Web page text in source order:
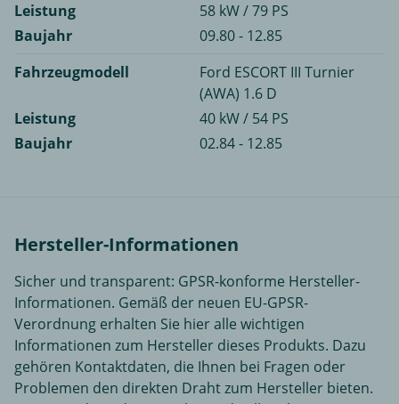
Leistung
58 kW / 79 PS
Baujahr
09.80 - 12.85
Fahrzeugmodell
Ford ESCORT III Turnier
(AWA) 1.6 D
Leistung
40 kW / 54 PS
Baujahr
02.84 - 12.85
Hersteller-Informationen
Sicher und transparent: GPSR-konforme Hersteller-
Informationen. Gemäß der neuen EU-GPSR-
Verordnung erhalten Sie hier alle wichtigen
Informationen zum Hersteller dieses Produkts. Dazu
gehören Kontaktdaten, die Ihnen bei Fragen oder
Problemen den direkten Draht zum Hersteller bieten.